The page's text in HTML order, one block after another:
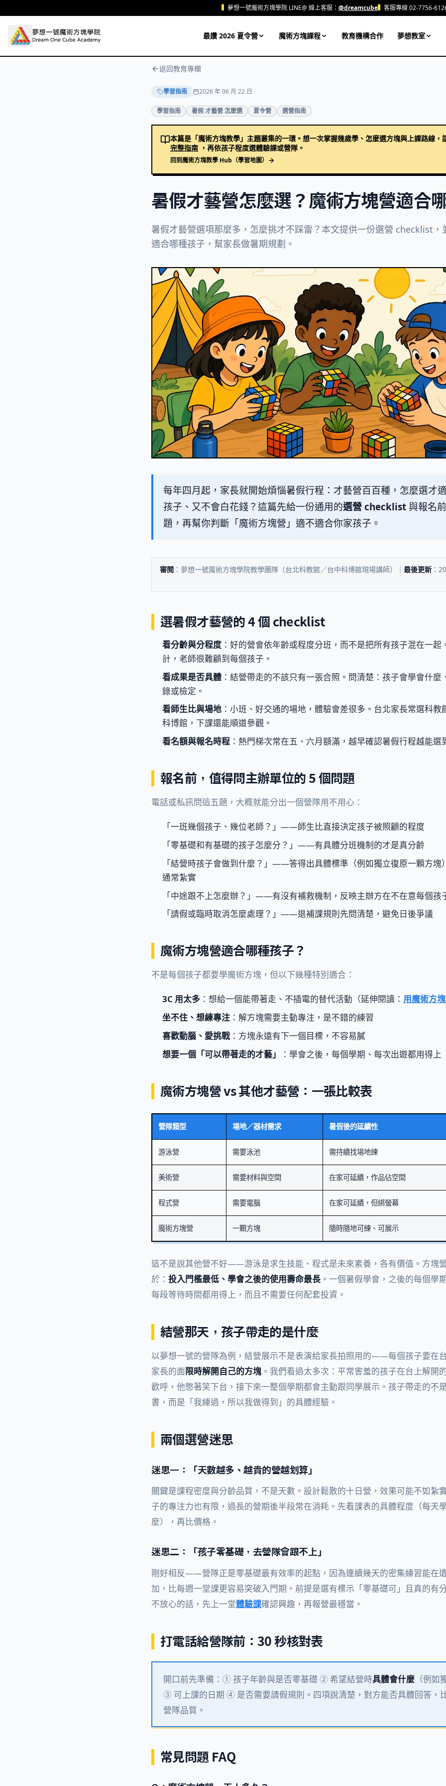
夢想一號魔術方塊學院 LINE@ 線上客服： @dreamcube▍ 客服專線 02-7756-
最讚 2026 夏令營 魔術方塊課程 教育機構合作 夢想教室
返回教育專欄
學習指南 2026 年 06 月 22 日
學習指南 暑假 才藝營 怎麼選 夏令營 選營指南
本篇是「魔術方塊教學」主題叢集的一環。想一次掌握幾歲學、怎麼選方塊與上課路線，
完整指南 ，再依孩子程度選體驗課或營隊。
回到魔術方塊教學 Hub（學習地圖）
暑假才藝營怎麼選？魔術方塊營適合
暑假才藝營選項那麼多，怎麼挑才不踩雷？本文提供一份選營 checklist，
適合哪種孩子，幫家長做暑期規劃。
每年四月起，家長就開始煩惱暑假行程：才藝營百百種，怎麼選才
孩子、又不會白花錢？這篇先給一份通用的選營 checklist與報名
題，再幫你判斷「魔術方塊營」適不適合你家孩子。
審閱 ：夢想一號魔術方塊學院教學團隊（台北科教館／台中科博館現場講師）｜ 最後更新 ：
選暑假才藝營的 4 個 checklist
看分齡與分程度 ：好的營會依年齡或程度分班，而不是把所有孩子混在一起
計，老師很難顧到每個孩子。
看成果是否具體 ：結營帶走的不該只有一張合照。問清楚：孩子會學會什麼
錄或檢定。
看師生比與場地 ：小班、好交通的場地，體驗會差很多。台北家長常選科教
科博館，下課還能順道參觀。
看名額與報名時程 ：熱門梯次常在五、六月額滿，越早確認暑假行程越能選
報名前，值得問主辦單位的 5 個問題
電話或私訊問這五題，大概就能分出一個營隊用不用心：
「一班幾個孩子、幾位老師？」——師生比直接決定孩子被照顧的程度
「零基礎和有基礎的孩子怎麼分？」——有具體分班機制的才是真分齡
「結營時孩子會做到什麼？」——答得出具體標準（例如獨立復原一顆方塊
通常紮實
「中途跟不上怎麼辦？」——有沒有補救機制，反映主辦方在不在意每個孩
「請假或臨時取消怎麼處理？」——退補課規則先問清楚，避免日後爭議
魔術方塊營適合哪種孩子？
不是每個孩子都要學魔術方塊，但以下幾種特別適合：
3C 用太多 ：想給一個能帶著走、不插電的替代活動（延伸閱讀： 用魔術方
坐不住、想練專注 ：解方塊需要主動專注，是不錯的練習
喜歡動腦、愛挑戰 ：方塊永遠有下一個目標，不容易膩
想要一個「可以帶著走的才藝」
：學會之後，每個學期、每次出遊都用得上
魔術方塊營 vs 其他才藝營：一張比較表
營隊類型 場地／器材需求 暑假後的延續性
游泳營 需要泳池 需持續找場地練
美術營 需要材料與空間 在家可延續，作品佔空間
程式營 需要電腦 在家可延續，但綁螢幕
魔術方塊營 一顆方塊 隨時隨地可練、可展示
這不是說其他營不好——游泳是求生技能、程式是未來素養，各有價值。方塊
於： 投入門檻最低、學會之後的使用壽命最長 。一個暑假學會，之後的每個學
每段等待時間都用得上，而且不需要任何配套投資。
結營那天，孩子帶走的是什麼
以夢想一號的營隊為例，結營展示不是表演給家長拍照用的——每個孩子要在
家長的面限時解開自己的方塊 。我們看過太多次：平常害羞的孩子在台上解開
歡呼，他憋著笑下台，接下來一整個學期都會主動跟同學展示。孩子帶走的不
書，而是「我練過，所以我做得到」的具體經驗。
兩個選營迷思
迷思一：「天數越多、越貴的營越划算」
關鍵是課程密度與分齡品質，不是天數。設計鬆散的十日營，效果可能不如紮
子的專注力也有限，過長的營期後半段常在消耗。先看課表的具體程度（每天
麼），再比價格。
迷思二：「孩子零基礎，去營隊會跟不上」
剛好相反——營隊正是零基礎最有效率的起點，因為連續幾天的密集練習能在
加，比每週一堂課更容易突破入門期。前提是選有標示「零基礎可」且真的有
不放心的話，先上一堂體驗課確認興趣，再報營最穩當。
打電話給營隊前：30 秒核對表
開口前先準備：① 孩子年齡與是否零基礎 ② 希望結營時具體會什麼（例如
③ 可上課的日期 ④ 是否需要請假規則。四項說清楚，對方能否具體回答，
營隊品質。
常見問題 FAQ